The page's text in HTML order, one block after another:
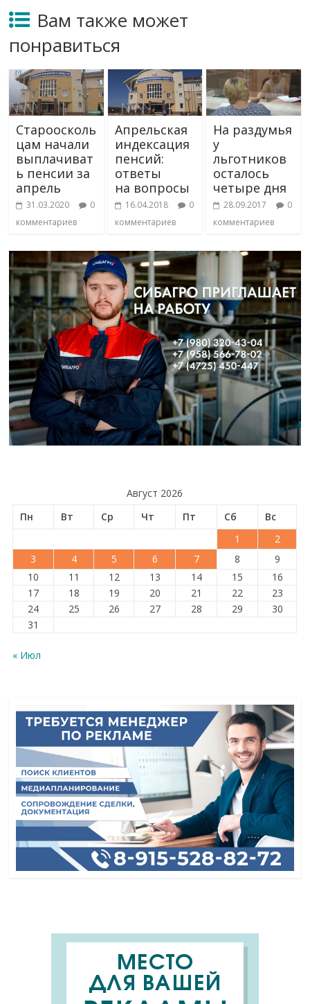
Вам также может
понравиться
Староосколь
цам начали
выплачиват
ь пенсии за
апрель
31.03.2020
0
комментариев
Апрельская
индексация
пенсий:
ответы
на вопросы
16.04.2018
0
комментариев
На раздумья
у
льготников
осталось
четыре дня
28.09.2017
0
комментариев
Август 2026
Пн
Вт Ср Чт Пт Сб
Вс
1
2
3
4 5 6 7 8
9
10
11 12 13 14 15
16
17
18 19 20 21 22
23
24
25 26 27 28 29
30
31
« Июл